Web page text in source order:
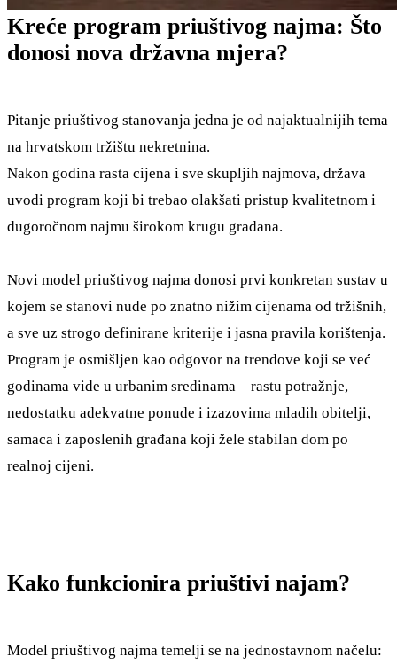
Kreće program priuštivog najma: Što
donosi nova državna mjera?
Pitanje priuštivog stanovanja jedna je od najaktualnijih tema
na hrvatskom tržištu nekretnina.
Nakon godina rasta cijena i sve skupljih najmova, država
uvodi program koji bi trebao olakšati pristup kvalitetnom i
dugoročnom najmu širokom krugu građana.
Novi model priuštivog najma donosi prvi konkretan sustav u
kojem se stanovi nude po znatno nižim cijenama od tržišnih,
a sve uz strogo definirane kriterije i jasna pravila korištenja.
Program je osmišljen kao odgovor na trendove koji se već
godinama vide u urbanim sredinama – rastu potražnje,
nedostatku adekvatne ponude i izazovima mladih obitelji,
samaca i zaposlenih građana koji žele stabilan dom po
realnoj cijeni.
Kako funkcionira priuštivi najam?
Model priuštivog najma temelji se na jednostavnom načelu: